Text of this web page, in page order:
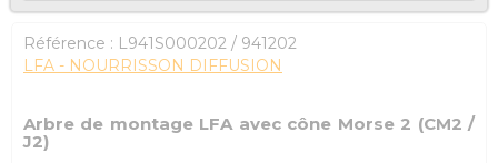
Référence : L941S000202 / 941202
LFA - NOURRISSON DIFFUSION
Arbre de montage LFA avec cône Morse 2 (CM2 /
J2)